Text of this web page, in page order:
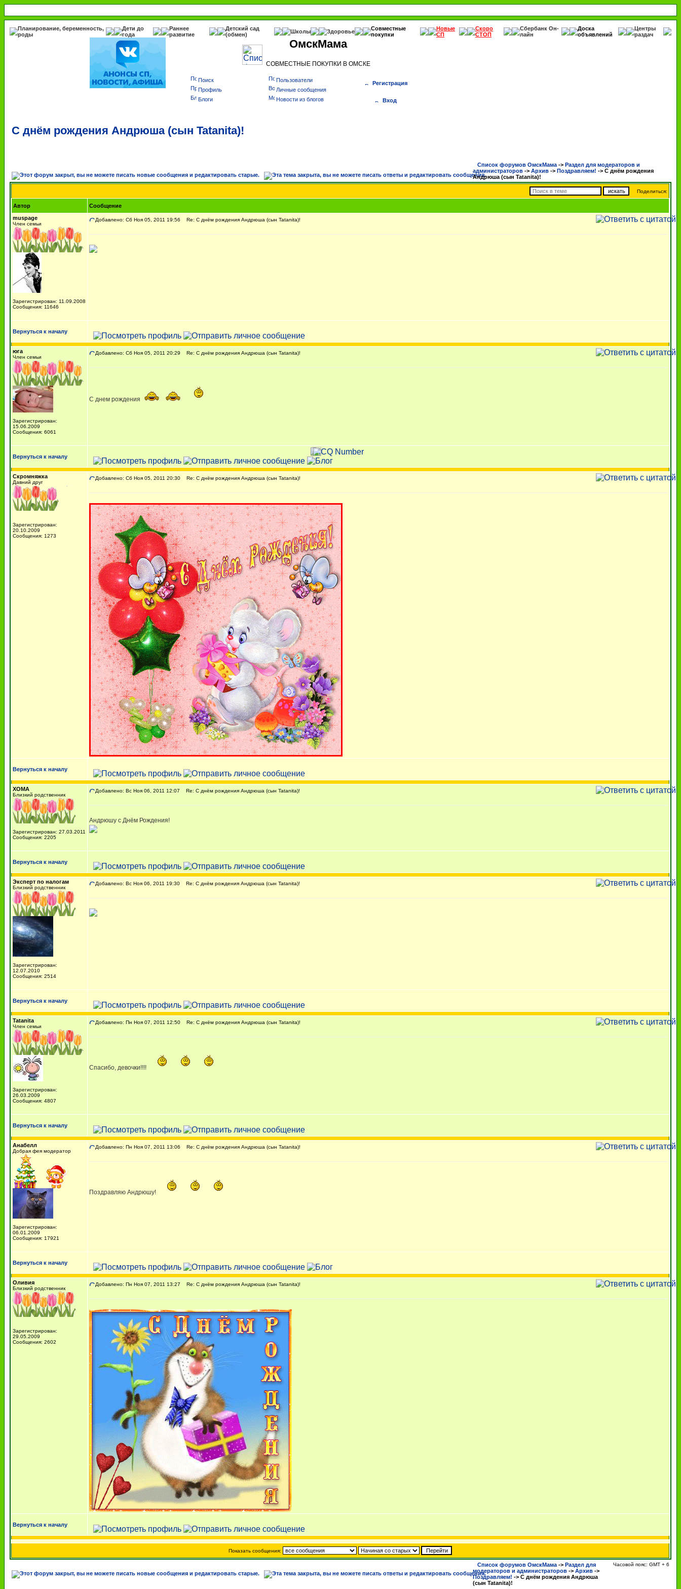
Планирование, беременность,
роды
Дети до
года
Раннее
развитие
Детский сад
(обмен)
Школы Здоровье
Совместные
покупки
Новые
СП
Скоро
СТОП
Сбербанк Он-
лайн
Доска
объявлений
Центры
раздач
ОмскМама
СОВМЕСТНЫЕ ПОКУПКИ В ОМСКЕ
Поиск
Пользователи
Профиль
Личные сообщения
Блоги
Новости из блогов
Регистрация
Вход
С днём рождения Андрюша (сын Tatanita)!
Список форумов ОмскМама -> Раздел для модераторов и
администраторов -> Архив -> Поздравляем! -> С днём рождения
Андрюша (сын Tatanita)!
Поделиться:
Автор
Сообщение
muspage
Член семьи
Зарегистрирован: 11.09.2008
Сообщения: 11646
Добавлено: Сб Ноя 05, 2011 19:56 Re: С днём рождения Андрюша (сын Tatanita)!
Вернуться к началу
юга
Член семьи
Зарегистрирован:
15.06.2009
Сообщения: 6061
Добавлено: Сб Ноя 05, 2011 20:29 Re: С днём рождения Андрюша (сын Tatanita)!
С днем рождения
Вернуться к началу
Скромняжка
Давний друг
Зарегистрирован:
20.10.2009
Сообщения: 1273
Добавлено: Сб Ноя 05, 2011 20:30 Re: С днём рождения Андрюша (сын Tatanita)!
Вернуться к началу
ХОМА
Близкий родственник
Зарегистрирован: 27.03.2011
Сообщения: 2205
Добавлено: Вс Ноя 06, 2011 12:07 Re: С днём рождения Андрюша (сын Tatanita)!
Андрюшу с Днём Рождения!
Вернуться к началу
Эксперт по налогам
Близкий родственник
Зарегистрирован:
12.07.2010
Сообщения: 2514
Добавлено: Вс Ноя 06, 2011 19:30 Re: С днём рождения Андрюша (сын Tatanita)!
Вернуться к началу
Tatanita
Член семьи
Зарегистрирован:
26.03.2009
Сообщения: 4807
Добавлено: Пн Ноя 07, 2011 12:50 Re: С днём рождения Андрюша (сын Tatanita)!
Спасибо, девочки!!!!
Вернуться к началу
Анабелл
Добрая фея модератор
Зарегистрирован:
06.01.2009
Сообщения: 17921
Добавлено: Пн Ноя 07, 2011 13:06 Re: С днём рождения Андрюша (сын Tatanita)!
Поздравляю Андрюшу!
Вернуться к началу
Оливия
Близкий родственник
Зарегистрирован:
29.05.2009
Сообщения: 2602
Добавлено: Пн Ноя 07, 2011 13:27 Re: С днём рождения Андрюша (сын Tatanita)!
Вернуться к началу
Показать сообщения:
Список форумов ОмскМама -> Раздел для
модераторов и администраторов -> Архив ->
Поздравляем! -> С днём рождения Андрюша
(сын Tatanita)!
Часовой пояс: GMT + 6